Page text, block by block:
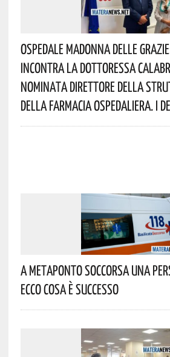
Ospedale Madonna Delle
Incontra La Dottoressa
Nominata Direttore Della
Della Farmacia Ospedaliera. I
A Metaponto Soccorsa Una
Ecco Cosa È Successo